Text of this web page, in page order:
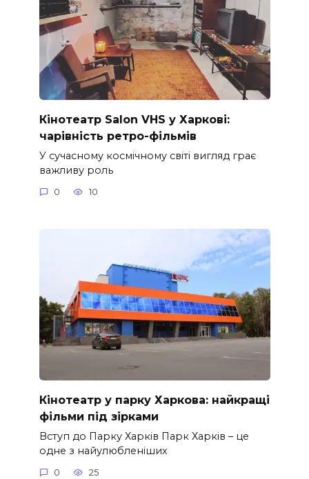
Кінотеатр Salon VHS у Харкові:
чарівність ретро-фільмів
У сучасному космічному світі вигляд грає
важливу роль
0 10
Кінотеатр у парку Харкова: найкращі
фільми під зірками
Вступ до Парку Харків Парк Харків – це
одне з найулюбленіших
0 25